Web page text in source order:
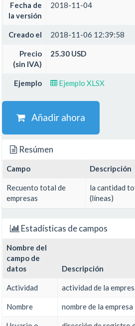
Fecha de
la versión
2018-11-04
Creado el 2018-11-06 12:39:58
Precio
(sin IVA)
25.30 USD
Ejemplo Ejemplo XLSX
Añadir ahora
Resúmen
Campo Descripción
Recuento total de
empresas
la cantidad
(líneas)
Estadísticas de campos
Nombre del
campo de
datos
Descripción
Actividad actividad de la
Nombre nombre de la empresa